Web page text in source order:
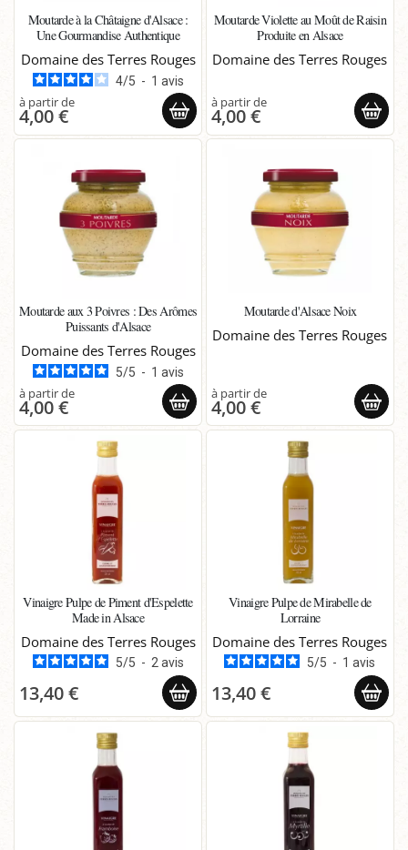
Moutarde à la Châtaigne d'Alsace :
Une Gourmandise Authentique
Domaine des Terres Rouges
4/5 - 1 avis
4,00 €
Moutarde Violette au Moût de Raisin
Produite en Alsace
Domaine des Terres Rouges
4,00 €
Moutarde aux 3 Poivres : Des Arômes
Puissants d'Alsace
Domaine des Terres Rouges
5/5 - 1 avis
4,00 €
Moutarde d'Alsace Noix
Domaine des Terres Rouges
4,00 €
Vinaigre Pulpe de Piment d'Espelette
Made in Alsace
Domaine des Terres Rouges
5/5 - 2avis
13,40 €
Vinaigre Pulpe de Mirabelle de
Lorraine
Domaine des Terres Rouges
5/5 - 1avis
13,40 €